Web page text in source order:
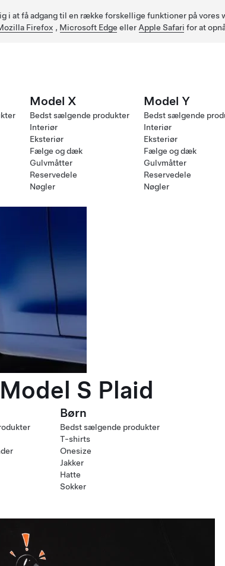
at få adgang til en række forskellige funktioner på
Firefox , Microsoft Edge eller Apple Safari for at
Model X
Bedst sælgende produkter
Interiør
Eksteriør
Fælge og dæk
Gulvmåtter
Reservedele
Nøgler
Model Y
Bedst sælgende
Interiør
Eksteriør
Fælge og dæk
Gulvmåtter
Reservedele
Nøgler
S Plaid
Børn
Bedst sælgende produkter
T-shirts
Onesize
Jakker
Hatte
Sokker